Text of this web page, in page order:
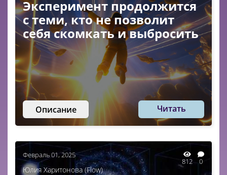
Эксперимент продолжится
с теми, кто не позволит
себя скомкать и выбросить
Описание Читать
Февраль 01, 2025
812 0
Юлия Харитонова (Flow)